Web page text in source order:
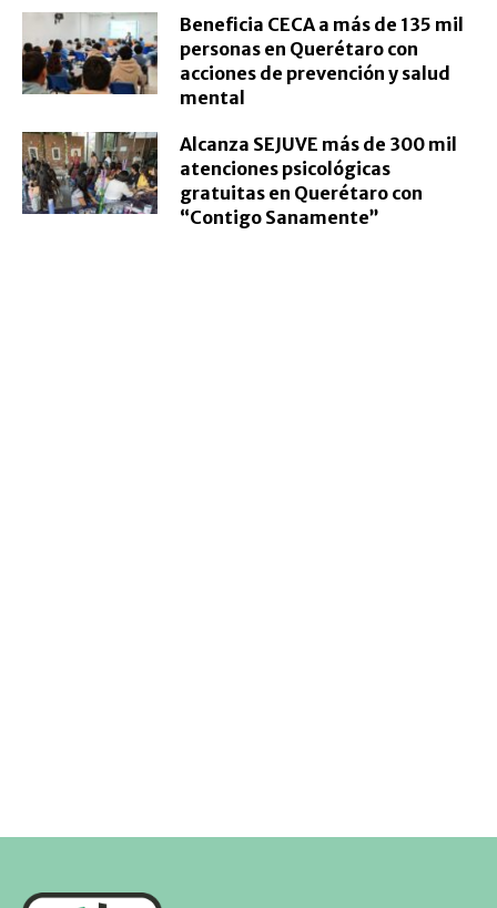
Beneficia CECA a más de 135 mil
personas en Querétaro con
acciones de prevención y salud
mental
Alcanza SEJUVE más de 300 mil
atenciones psicológicas
gratuitas en Querétaro con
“Contigo Sanamente”